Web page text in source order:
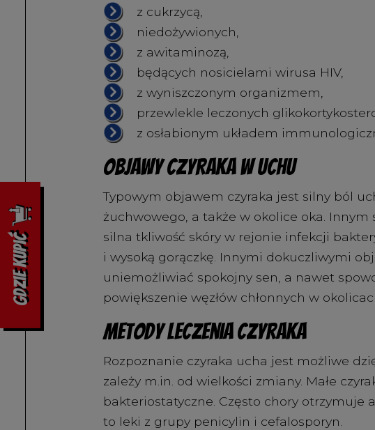
Gdzie kupić
z cukrzycą,
niedożywionych,
z awitaminozą,
będących nosicielami wirusa HIV,
z wyniszczonym organizmem,
przewlekle leczonych
z osłabionym układem
Objawy czyraka w uchu
Typowym objawem czyraka jest silny ból
żuchwowego, a także w okolice oka.
silna tkliwość skóry w rejonie infekcji
i wysoką gorączkę. Innymi dokuczliwymi
uniemożliwiać spokojny sen, a nawet
powiększenie węzłów chłonnych w
Metody leczenia czyraka
Rozpoznanie czyraka ucha jest możliwe
zależy m.in. od wielkości zmiany. Małe
bakteriostatyczne. Często chory otrzymuje
to leki z grupy penicylin i cefalosporyn.